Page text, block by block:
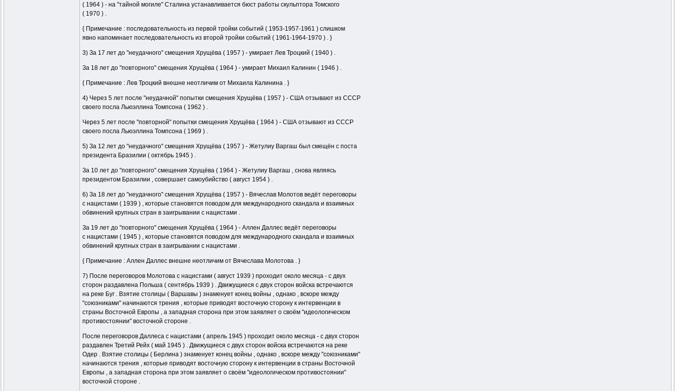
( 1964 ) - на "тайной могиле" Сталина устанавливается бюст работы скульптора Томского
( 1970 ) .
{ Примечание : последовательность из первой тройки событий ( 1953-1957-1961 ) слишком
явно напоминает последовательность из второй тройки событий ( 1961-1964-1970 ) . }
3) За 17 лет до "неудачного" смещения Хрущёва ( 1957 ) - умирает Лев Троцкий ( 1940 ) .
За 18 лет до "повторного" смещения Хрущёва ( 1964 ) - умирает Михаил Калинин ( 1946 ) .
{ Примечание : Лев Троцкий внешне неотличим от Михаила Калинина . }
4) Через 5 лет после "неудачной" попытки смещения Хрущёва ( 1957 ) - США отзывают из СССР
своего посла Льюэллина Томпсона ( 1962 ) .
Через 5 лет после "повторной" попытки смещения Хрущёва ( 1964 ) - США отзывают из СССР
своего посла Льюэллина Томпсона ( 1969 ) .
5) За 12 лет до "неудачного" смещения Хрущёва ( 1957 ) - Жетулиу Варгаш был смещён с поста
президента Бразилии ( октябрь 1945 ) .
За 10 лет до "повторного" смещения Хрущёва ( 1964 ) - Жетулиу Варгаш , снова являясь
президентом Бразилии , совершает самоубийство ( август 1954 ) .
6) За 18 лет до "неудачного" смещения Хрущёва ( 1957 ) - Вячеслав Молотов ведёт переговоры
с нацистами ( 1939 ) , которые становятся поводом для международного скандала и взаимных
обвинений крупных стран в заигрывании с нацистами .
За 19 лет до "повторного" смещения Хрущёва ( 1964 ) - Аллен Даллес ведёт переговоры
с нацистами ( 1945 ) , которые становятся поводом для международного скандала и взаимных
обвинений крупных стран в заигрывании с нацистами .
{ Примечание : Аллен Даллес внешне неотличим от Вячеслава Молотова . }
7) После переговоров Молотова с нацистами ( август 1939 ) проходит около месяца - с двух
сторон раздавлена Польша ( сентябрь 1939 ) . Движущиеся с двух сторон войска встречаются
на реке Буг . Взятие столицы ( Варшавы ) знаменует конец войны , однако , вскоре между
"союзниками" начинаются трения , которые приводят восточную сторону к интервенции в
страны Восточной Европы , а западная сторона при этом заявляет о своём "идеологическом
противостоянии" восточной стороне .
После переговоров Даллеса с нацистами ( апрель 1945 ) проходит около месяца - с двух сторон
раздавлен Третий Рейх ( май 1945 ) . Движущиеся с двух сторон войска встречаются на реке
Одер . Взятие столицы ( Берлина ) знаменует конец войны , однако , вскоре между "союзниками"
начинаются трения , которые приводят восточную сторону к интервенции в страны Восточной
Европы , а западная сторона при этом заявляет о своём "идеологическом противостоянии"
восточной стороне .